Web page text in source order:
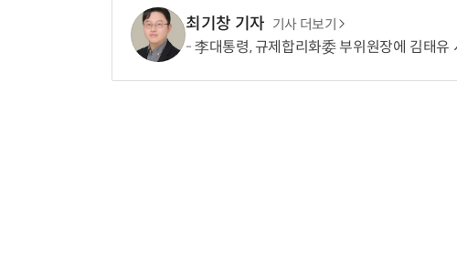
최기창 기자 기사 더보기
李대통령, 규제합리화委 부위원장에 김태유